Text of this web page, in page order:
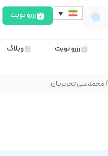
رزرو نوبت
رزرو نوبت وبلاگ
/ محمدعلی تحریریان